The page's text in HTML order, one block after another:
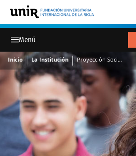
Inicio La Institución Proyección Social y Extensión